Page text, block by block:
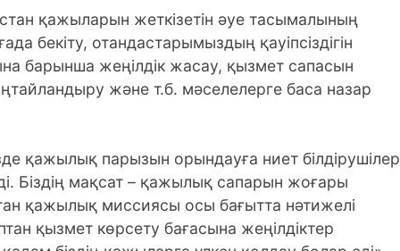
қажыларын жеткізетін әуе тасымалының
бекіту, отандастарымыздың қауіпсіздігін
барынша жеңілдік жасау, қызмет сапасын
және т.б. мәселелерге баса назар
қажылық парызын орындауға ниет білдірушілер
Біздің мақсат – қажылық сапарын жоғары
қажылық миссиясы осы бағытта нәтижелі
қызмет көрсету бағасына жеңілдіктер